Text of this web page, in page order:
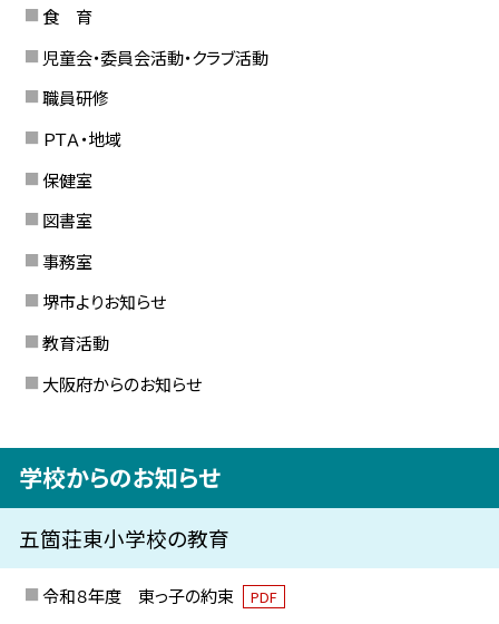
食 育
児童会・委員会活動・クラブ活動
職員研修
ＰＴＡ・地域
保健室
図書室
事務室
堺市よりお知らせ
教育活動
大阪府からのお知らせ
学校からのお知らせ
五箇荘東小学校の教育
令和８年度 東っ子の約束 PDF